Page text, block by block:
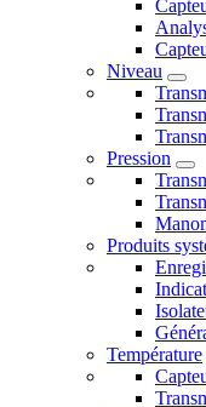
Niveau
Pression
Produits
Température